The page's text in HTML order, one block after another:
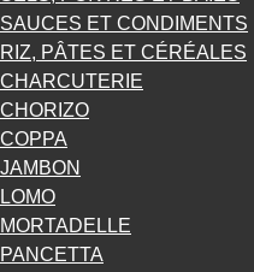
SAUCES ET CONDIMENTS
RIZ, PÂTES ET CÉRÉALES
CHARCUTERIE
CHORIZO
COPPA
JAMBON
LOMO
MORTADELLE
PANCETTA